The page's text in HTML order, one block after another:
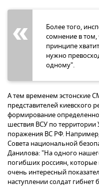
Более того,
сомнение в том,
принципе
нужно
одному".
А тем временем эстонские
представителей киевского
формирование
шествия ВСУ по
поражения ВС РФ.
Совета национальной
Данилова: "На одного
погибших россиян,
очень интересный
наступлении солдат